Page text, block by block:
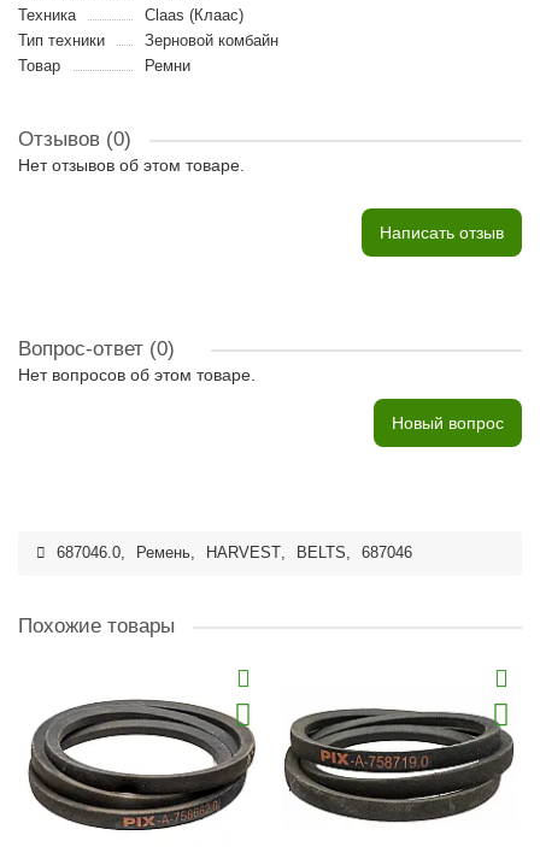
Техника
Claas (Клаас)
Тип техники
Зерновой комбайн
Товар
Ремни
Отзывов (0)
Нет отзывов об этом товаре.
Написать отзыв
Вопрос-ответ (0)
Нет вопросов об этом товаре.
Новый вопрос
687046.0, Ремень, HARVEST , BELTS, 687046
Похожие товары